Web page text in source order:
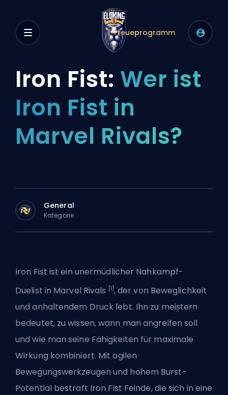
Treueprogramm
Iron Fist: Wer ist
Iron Fist in
Marvel Rivals?
General
Kategorie
Iron Fist ist ein unermüdlicher Nahkampf-
Duelist in Marvel Rivals [1] , der von Beweglichkeit
und anhaltendem Druck lebt. Ihn zu meistern
bedeutet, zu wissen, wann man angreifen soll
und wie man seine Fähigkeiten für maximale
Wirkung kombiniert. Mit agilen
Bewegungswerkzeugen und hohem Burst-
Potential bestraft Iron Fist Feinde, die sich in eine